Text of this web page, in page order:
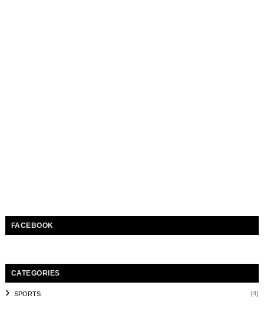
FACEBOOK
CATEGORIES
SPORTS (4)